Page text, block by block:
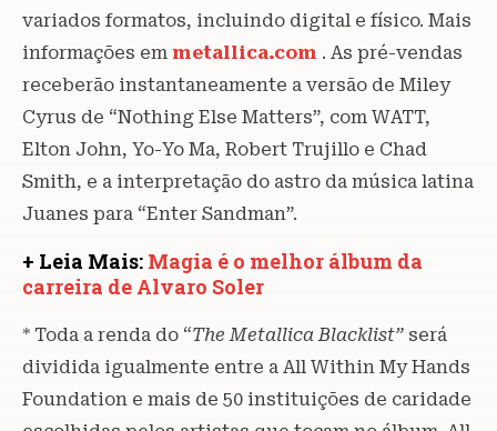
variados formatos, incluindo digital e físico. Mais
informações em metallica.com . As pré-vendas
receberão instantaneamente a versão de Miley
Cyrus de “Nothing Else Matters”, com WATT,
Elton John, Yo-Yo Ma, Robert Trujillo e Chad
Smith, e a interpretação do astro da música latina
Juanes para “Enter Sandman”.
+ Leia Mais: Magia é o melhor álbum da
carreira de Alvaro Soler
* Toda a renda do “The Metallica Blacklist” será
dividida igualmente entre a All Within My Hands
Foundation e mais de 50 instituições de caridade